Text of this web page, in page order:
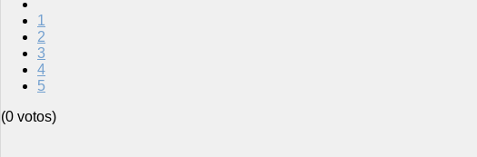
1
2
3
4
5
(0 votos)